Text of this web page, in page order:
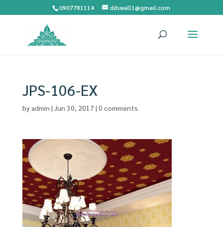
0907781114 ddswall1@gmail.com
JPS-106-EX
byadmin | Jun 30, 2017 | 0 comments